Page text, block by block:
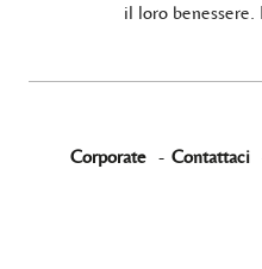
il loro
Corporate - Contattaci